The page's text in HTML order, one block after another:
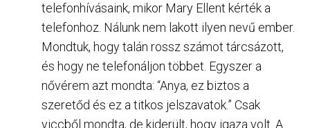
telefonhívásaink, mikor Mary Ellent kérték a
telefonhoz. Nálunk nem lakott ilyen nevű ember.
Mondtuk, hogy talán rossz számot tárcsázott,
és hogy ne telefonáljon többet. Egyszer a
nővérem azt mondta: “Anya, ez biztos a
szeretőd és ez a titkos jelszavatok.” Csak
viccből mondta, de kiderült, hogy igaza volt. A